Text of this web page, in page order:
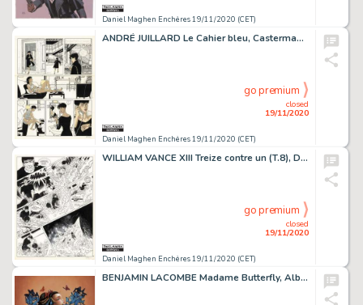
Daniel Maghen Enchères 19/11/2020 (CET)
ANDRÉ JUILLARD Le Cahier bleu, Casterman 1994 Planche originale n° 7, première version...
Daniel Maghen Enchères 19/11/2020 (CET)
closed
19/11/2020
go premium
WILLIAM VANCE XIII Treize contre un (T.8), Dargaud 1991 Planche originale n° 42....
Daniel Maghen Enchères 19/11/2020 (CET)
closed
19/11/2020
go premium
BENJAMIN LACOMBE Madame Butterfly, Albin Michel 2013 Couverture originale. Signée....